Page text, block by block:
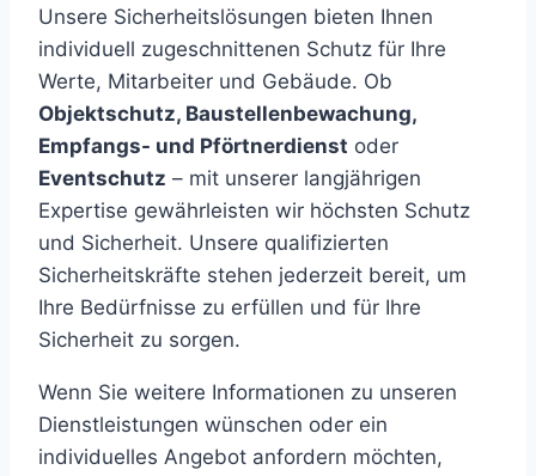
Unsere Sicherheitslösungen bieten Ihnen
individuell zugeschnittenen Schutz für Ihre
Werte, Mitarbeiter und Gebäude. Ob
Objektschutz, Baustellenbewachung,
Empfangs- und Pförtnerdienst oder
Eventschutz – mit unserer langjährigen
Expertise gewährleisten wir höchsten Schutz
und Sicherheit. Unsere qualifizierten
Sicherheitskräfte stehen jederzeit bereit, um
Ihre Bedürfnisse zu erfüllen und für Ihre
Sicherheit zu sorgen.
Wenn Sie weitere Informationen zu unseren
Dienstleistungen wünschen oder ein
individuelles Angebot anfordern möchten,